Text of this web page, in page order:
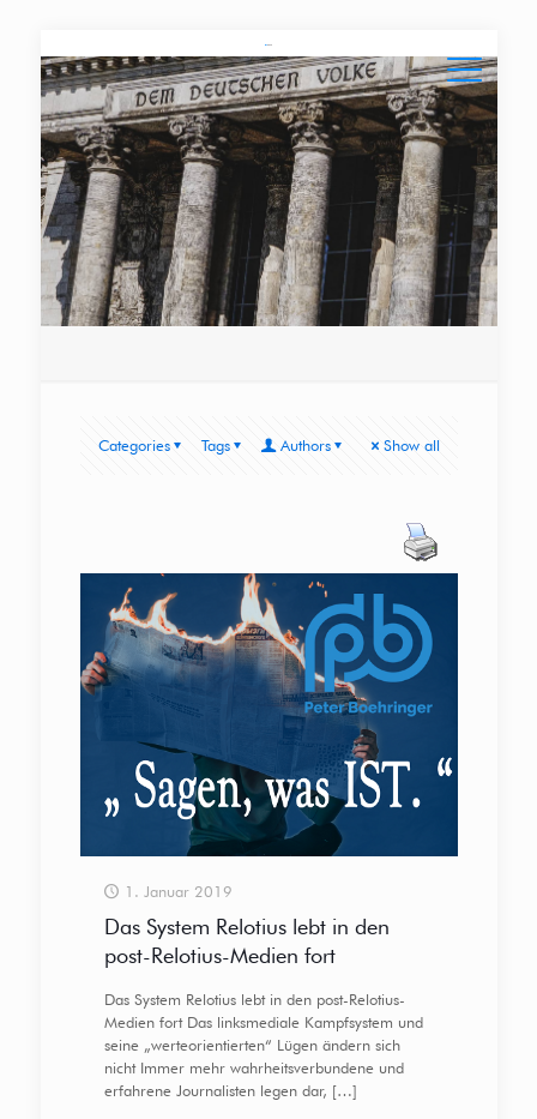
Categories Tags Authors Show all
1. Januar 2019
Das System Relotius lebt in den
post-Relotius-Medien fort
Das System Relotius lebt in den post-Relotius-
Medien fort Das linksmediale Kampfsystem und
seine „werteorientierten“ Lügen ändern sich
nicht Immer mehr wahrheitsverbundene und
erfahrene Journalisten legen dar, […]